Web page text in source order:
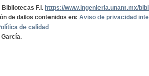
F.I. https://www.ingenieria.unam.mx/
de datos contenidos en: Aviso de privacidad
de calidad